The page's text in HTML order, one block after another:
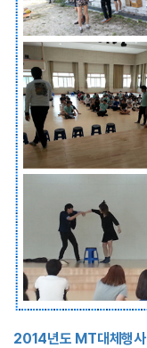
2014년도 MT대체행사